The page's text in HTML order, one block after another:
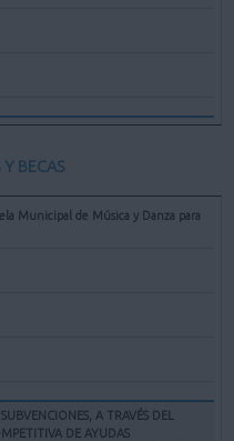
BECAS
Municipal de Música y Danza para
A TRAVÉS DEL
DE AYUDAS